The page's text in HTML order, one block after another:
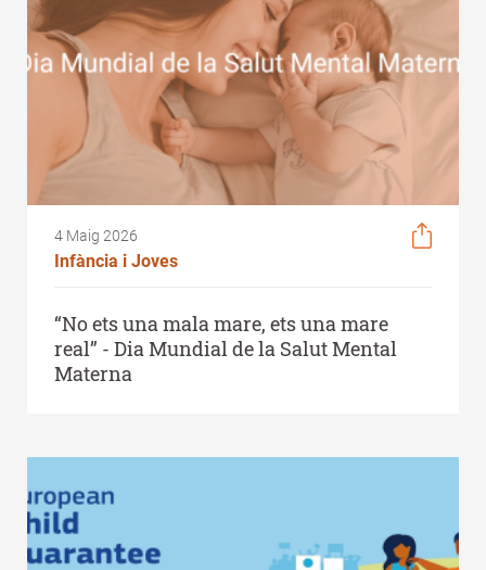
4 Maig 2026
Infància i Joves
“No ets una mala mare, ets una mare
real” - Dia Mundial de la Salut Mental
Materna